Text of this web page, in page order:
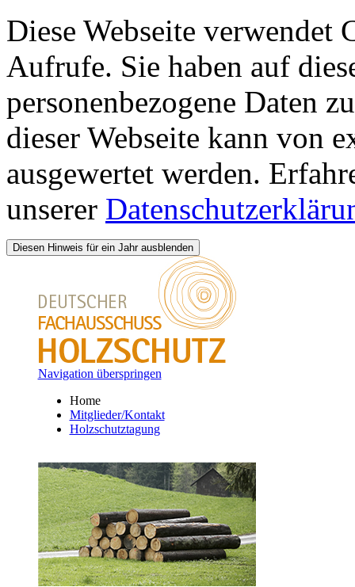
Diese Webseite verwendet
Aufrufe. Sie haben auf
personenbezogene Daten
dieser Webseite kann von
ausgewertet werden.
unserer
Navigation überspringen
Home
Mitglieder/Kontakt
Holzschutztagung